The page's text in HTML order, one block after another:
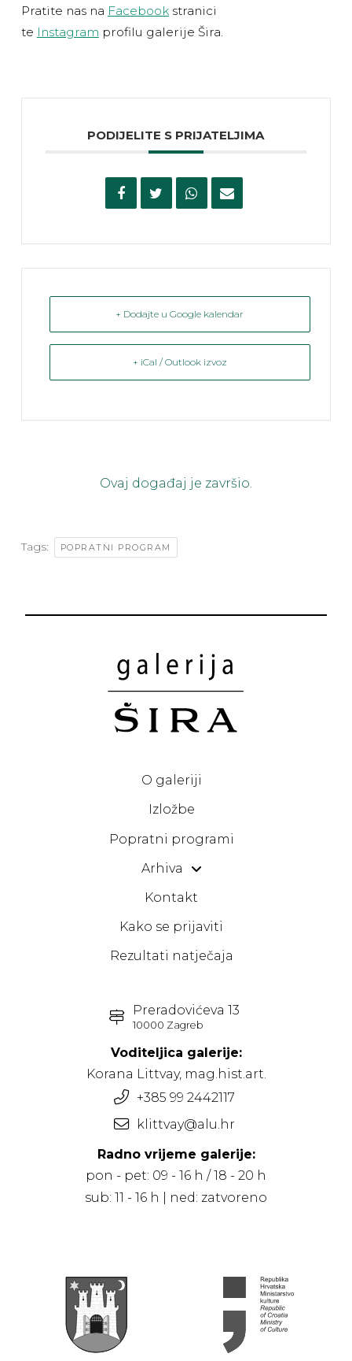
Pratite nas na Facebookstranici
te Instagram profilu galerije Šira.
PODIJELITE S PRIJATELJIMA
+ Dodajte u Google kalendar
+ iCal / Outlook izvoz
Ovaj događaj je završio.
Tags: POPRATNI PROGRAM
O galeriji
Izložbe
Popratni programi
Arhiva
Kontakt
Kako se prijaviti
Rezultati natječaja
Preradovićeva 13
10000 Zagreb
Voditeljica galerije:
Korana Littvay, mag.hist.art.
+385 99 2442117
klittvay@alu.hr
Radno vrijeme galerije:
pon - pet: 09 - 16 h / 18 - 20 h
sub: 11 - 16 h | ned: zatvoreno